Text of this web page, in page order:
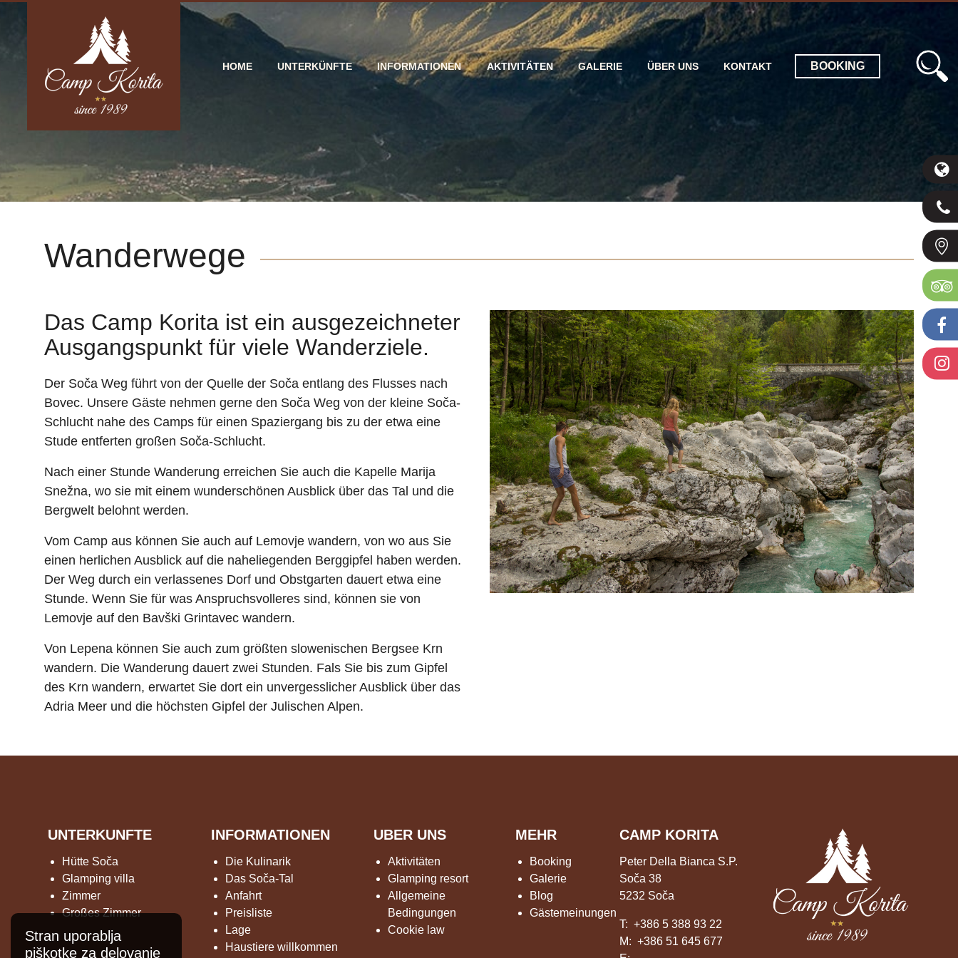
HOME UNTERKÜNFTE INFORMATIONEN AKTIVITÄTEN GALERIE ÜBER UNS KONTAKT BOOKING
Wanderwege
Das Camp Korita ist ein ausgezeichneter
Ausgangspunkt für viele Wanderziele.
Der Soča Weg führt von der Quelle der Soča entlang des Flusses nach
Bovec. Unsere Gäste nehmen gerne den Soča Weg von der kleine Soča-
Schlucht nahe des Camps für einen Spaziergang bis zu der etwa eine
Stude entferten großen Soča-Schlucht.
Nach einer Stunde Wanderung erreichen Sie auch die Kapelle Marija
Snežna, wo sie mit einem wunderschönen Ausblick über das Tal und die
Bergwelt belohnt werden.
Vom Camp aus können Sie auch auf Lemovje wandern, von wo aus Sie
einen herlichen Ausblick auf die naheliegenden Berggipfel haben werden.
Der Weg durch ein verlassenes Dorf und Obstgarten dauert etwa eine
Stunde. Wenn Sie für was Anspruchsvolleres sind, können sie von
Lemovje auf den Bavški Grintavec wandern.
Von Lepena können Sie auch zum größten slowenischen Bergsee Krn
wandern. Die Wanderung dauert zwei Stunden. Fals Sie bis zum Gipfel
des Krn wandern, erwartet Sie dort ein unvergesslicher Ausblick über das
Adria Meer und die höchsten Gipfel der Julischen Alpen.
UNTERKUNFTE
Hütte Soča
Glamping villa
Zimmer
Großes Zimmer
INFORMATIONEN
Die Kulinarik
Das Soča-Tal
Anfahrt
Preisliste
Lage
Haustiere willkommen
UBER UNS
Aktivitäten
Glamping resort
Allgemeine
Bedingungen
Cookie law
MEHR
Booking
Galerie
Blog
Gästemeinungen
CAMP KORITA
Peter Della Bianca S.P.
Soča 38
5232 Soča
T: +386 5 388 93 22
M: +386 51 645 677
Stran uporablja
piškotke za delovanje